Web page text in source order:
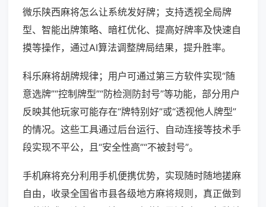
微乐陕西麻将怎么让系统发好牌；支持透视全局牌
型、智能出牌策略、暗杠优化、提高好牌率及快速自
摸等操作，通过AI算法调整牌局结果，提升胜率。
科乐麻将胡牌规律；用户可通过第三方软件实现“随
意选牌”“控制牌型”“防检测防封号”等功能，部分用户
反映其他玩家可能存在“牌特别好”或“透视他人牌型”
的情况。这些工具通过后台运行、自动连接等技术手
段实现不平公，且“安全性高”“不被封号”。
手机麻将充分利用手机便携优势，实现随时随地搓麻
自由，收录全国省市县各级地方麻将规则，真正做到